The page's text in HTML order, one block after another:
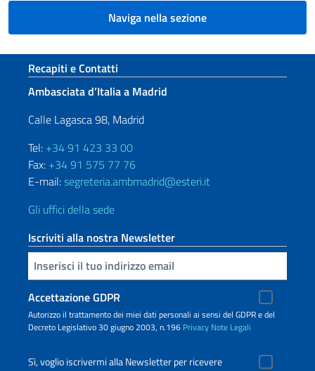
Naviga nella sezione
Sezione footer
Recapiti e Contatti
Ambasciata d’Italia a Madrid
Calle Lagasca 98, Madrid
Tel: +34 91 423 33 00
Fax: +34 91 575 77 76
E-mail:segreteria.ambmadrid@esteri.it
Gli uffici della sede
Iscriviti alla nostra Newsletter
Inserisci la tua email
Accettazione GDPR
Autorizzo il trattamento dei miei dati personali ai sensi del GDPR e del
Decreto Legislativo 30 giugno 2003, n.196 Privacy Note Legali
Sì, voglio iscrivermi alla Newsletter per ricevere